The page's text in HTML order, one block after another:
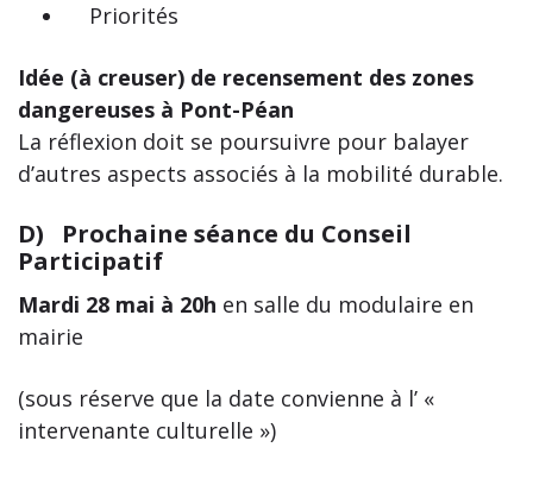
Priorités
Idée (à creuser) de recensement des zones
dangereuses à Pont-Péan
La réflexion doit se poursuivre pour balayer
d’autres aspects associés à la mobilité durable.
D)
Prochaine séance du Conseil
Participatif
Mardi 28 mai à 20h en salle du modulaire en
mairie
(sous réserve que la date convienne à l’ «
intervenante culturelle »)